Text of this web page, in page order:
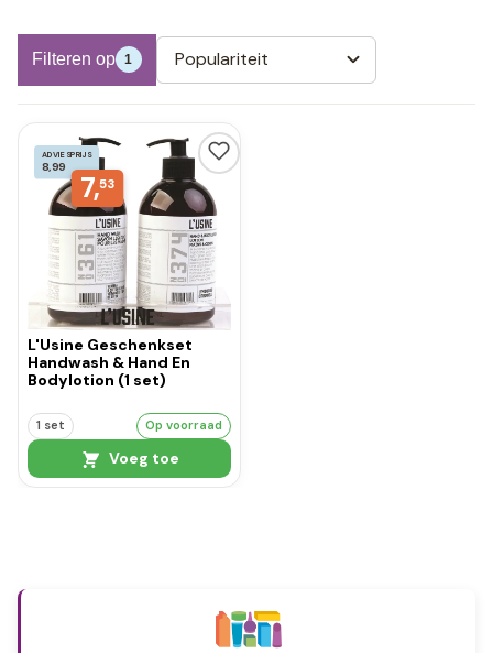
Filteren op 1 Populariteit
ADVIESPRIJS
8,99
7,53
L'Usine Geschenkset
Handwash & Hand En
Bodylotion (1 set)
1 set Op voorraad
Voeg toe